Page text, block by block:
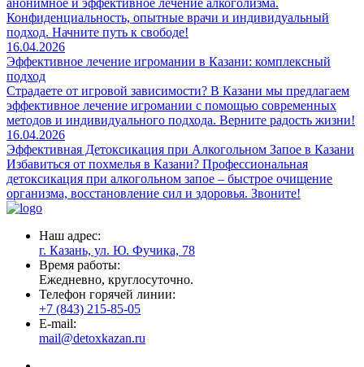
анонимное и эффективное лечение алкоголизма.
Конфиденциальность, опытные врачи и индивидуальный
подход. Начните путь к свободе!
16.04.2026
Эффективное лечение игромании в Казани: комплексный
подход
Страдаете от игровой зависимости? В Казани мы предлагаем
эффективное лечение игромании с помощью современных
методов и индивидуального подхода. Верните радость жизни!
16.04.2026
Эффективная Детоксикация при Алкогольном Запое в Казани
Избавиться от похмелья в Казани? Профессиональная
детоксикация при алкогольном запое – быстрое очищение
организма, восстановление сил и здоровья. Звоните!
Наш адрес:
г. Казань, ул. Ю. Фучика, 78
Время работы:
Ежедневно, круглосуточно.
Телефон горячей линии:
+7 (843) 215-85-05
E-mail:
mail@detoxkazan.ru